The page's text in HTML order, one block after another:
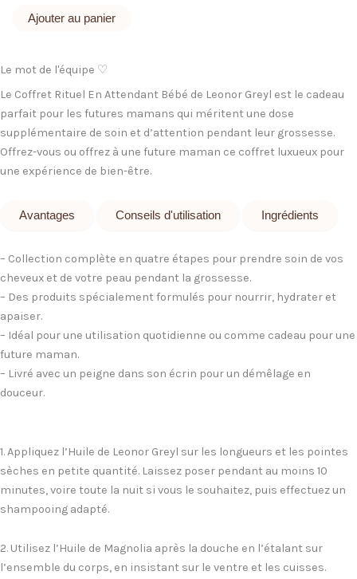
Ajouter au panier
Le mot de l'équipe ♡
Le Coffret Rituel En Attendant Bébé de Leonor Greyl est le cadeau
parfait pour les futures mamans qui méritent une dose
supplémentaire de soin et d’attention pendant leur grossesse.
Offrez-vous ou offrez à une future maman ce coffret luxueux pour
une expérience de bien-être.
Avantages Conseils d'utilisation Ingrédients
– Collection complète en quatre étapes pour prendre soin de vos
cheveux et de votre peau pendant la grossesse.
– Des produits spécialement formulés pour nourrir, hydrater et
apaiser.
– Idéal pour une utilisation quotidienne ou comme cadeau pour une
future maman.
– Livré avec un peigne dans son écrin pour un démêlage en
douceur.
1. Appliquez l’Huile de Leonor Greyl sur les longueurs et les pointes
sèches en petite quantité. Laissez poser pendant au moins 10
minutes, voire toute la nuit si vous le souhaitez, puis effectuez un
shampooing adapté.
2. Utilisez l’Huile de Magnolia après la douche en l’étalant sur
l’ensemble du corps, en insistant sur le ventre et les cuisses.